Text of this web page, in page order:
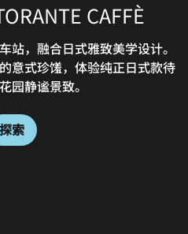
CAFFÈ
站，融合日式雅致美学设计。
意式珍馐，体验纯正日式款待
园静谧景致。
探索
NADAMAN
PRIME
厅选用时令食材烹饪传统及
。我们的时尚日式餐厅位于东
用餐的理想之地。
DINING
您在舒适的私人客房或套房
凡味蕾体验。
探索